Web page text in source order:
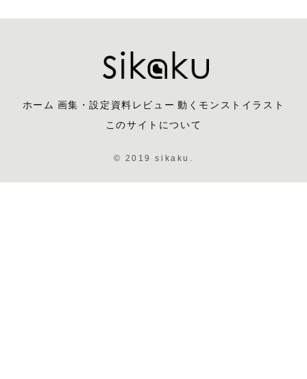
ホーム 画集・設定資料レビュー 動くモンストイラスト
このサイトについて
© 2019 sikaku.